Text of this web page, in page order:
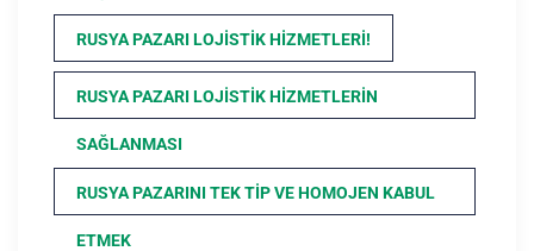
RUSYA PAZARI LOJISTIK HIZMETLERI!
RUSYA PAZARI LOJISTIK HIZMETLERIN
SAĞLANMASI
RUSYA PAZARINI TEK TIP VE HOMOJEN KABUL
ETMEK